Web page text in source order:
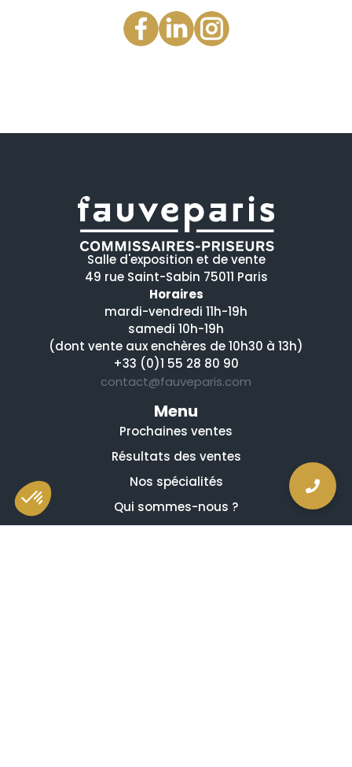
Salle d'exposition et de vente
49 rue Saint-Sabin 75011 Paris
Horaires
mardi-vendredi 11h-19h
samedi 10h-19h
(dont vente aux enchères de 10h30 à 13h)
+33 (0)1 55 28 80 90
contact@fauveparis.com
Menu
Prochaines ventes
Résultats des ventes
Nos spécialités
Qui sommes-nous ?